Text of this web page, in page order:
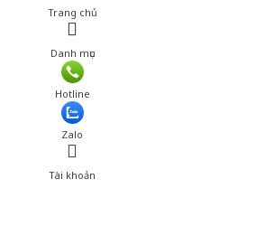
Trang chủ
Danh mục
Hotline
Zalo
Tài khoản